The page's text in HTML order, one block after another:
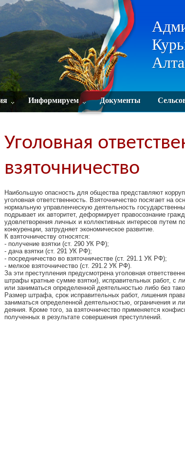
Информируем Документы
Уголовная
взяточничество
Наибольшую опасность для общества представляют
уголовная ответственность. Взяточничество посягает на
нормальную управленческую деятельность
подрывает их авторитет, деформирует правосознание
удовлетворения личных и коллективных интересов путем
конкуренции, затрудняет экономическое развитие.
К взяточничеству относятся:
- получение взятки (ст. 290 УК РФ);
- дача взятки (ст. 291 УК РФ);
- посредничество во взяточничестве (ст. 291.1 УК РФ);
- мелкое взяточничество (ст. 291.2 УК РФ).
За эти преступления предусмотрена уголовная
штрафы кратные сумме взятки), исправительных работ, с
или заниматься определенной деятельностью либо без
Размер штрафа, срок исправительных работ, лишения
заниматься определенной деятельностью, ограничения и
деяния. Кроме того, за взяточничество применяется
полученных в результате совершения преступлений.